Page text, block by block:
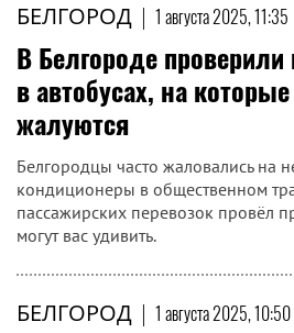
БЕЛГОРОД | 1 августа 2025, 11:35
В Белгороде
в автобусах, на
жалуются
Белгородцы часто жаловались на
кондиционеры в общественном
пассажирских перевозок провёл
могут вас удивить.
БЕЛГОРОД | 1 августа 2025, 10:50